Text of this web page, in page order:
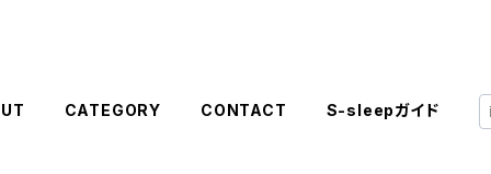
CATEGORY CONTACT S-sleepガイド